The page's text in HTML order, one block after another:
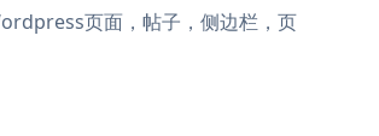
页面，帖子，侧边栏，页